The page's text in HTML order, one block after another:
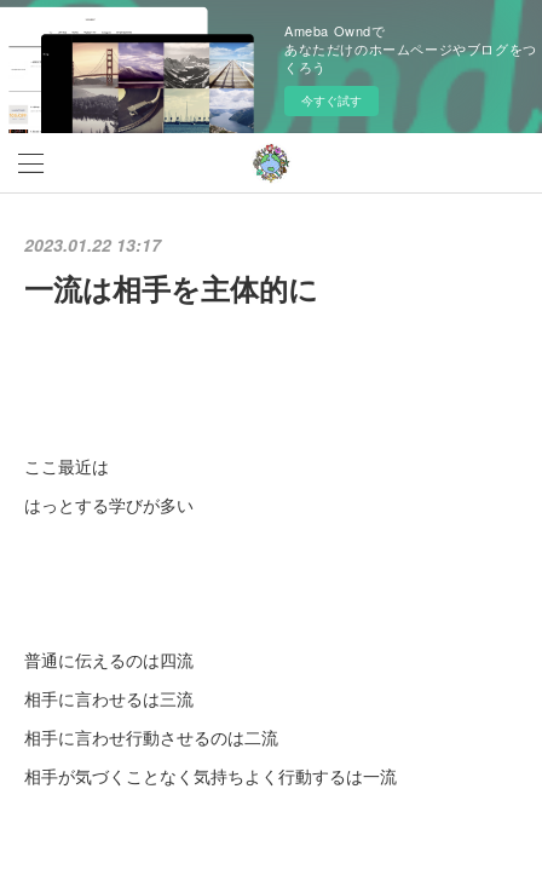
Ameba Owndで
あなただけのホームページやブログをつ
くろう
今すぐ試す
2023.01.22 13:17
一流は相手を主体的に
ここ最近は
はっとする学びが多い
普通に伝えるのは四流
相手に言わせるは三流
相手に言わせ行動させるのは二流
相手が気づくことなく気持ちよく行動するは一流